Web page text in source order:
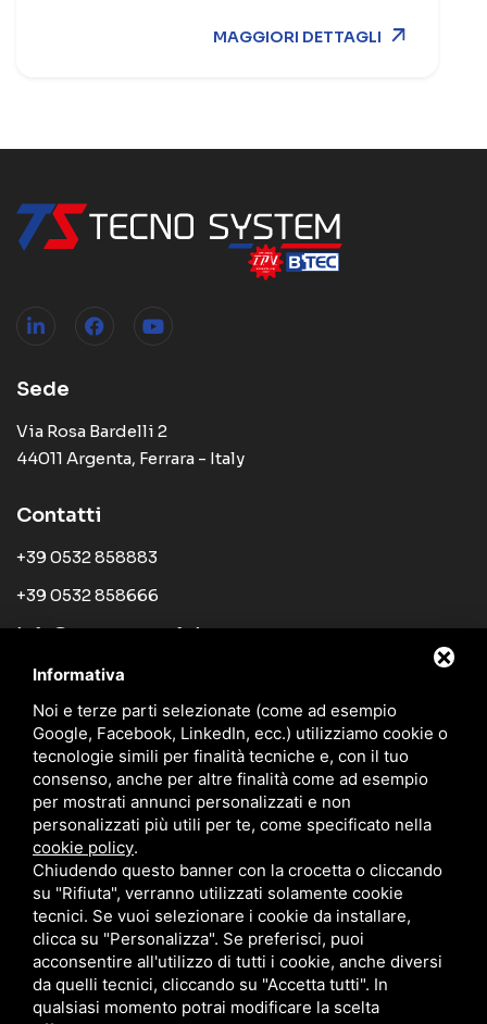
MAGGIORI DETTAGLI
Sede
Via Rosa Bardelli 2
44011 Argenta, Ferrara - Italy
Contatti
+39 0532 858883
+39 0532 858666
info@tecnosystemfe.it
Azienda
Prodotti
News
Rete di vendita
Cataloghi
Blog
Contatti
Informativa
Noi e terze parti selezionate (come ad esempio
Google, Facebook, LinkedIn, ecc.) utilizziamo cookie o
tecnologie simili per finalità tecniche e, con il tuo
consenso, anche per altre finalità come ad esempio
per mostrati annunci personalizzati e non
personalizzati più utili per te, come specificato nella
cookie policy.
Chiudendo questo banner con la crocetta o cliccando
su "Rifiuta", verranno utilizzati solamente cookie
tecnici. Se vuoi selezionare i cookie da installare,
clicca su "Personalizza". Se preferisci, puoi
acconsentire all'utilizzo di tutti i cookie, anche diversi
da quelli tecnici, cliccando su "Accetta tutti". In
qualsiasi momento potrai modificare la scelta